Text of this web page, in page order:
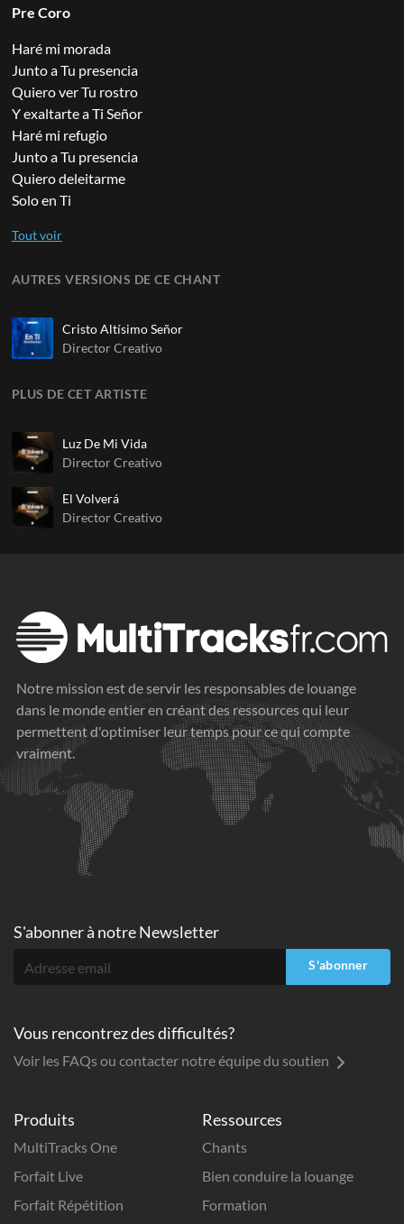
Pre Coro
Haré mi morada
Junto a Tu presencia
Quiero ver Tu rostro
Y exaltarte a Ti Señor
Haré mi refugio
Junto a Tu presencia
Quiero deleitarme
Solo en Ti
AUTRES VERSIONS DE CE CHANT
Cristo Altísimo Señor
Director Creativo
PLUS DE CET ARTISTE
Luz De Mi Vida
Director Creativo
El Volverá
Director Creativo
Notre mission est de servir les responsables de louange
dans le monde entier en créant des ressources qui leur
permettent d'optimiser leur temps pour ce qui compte
vraiment.
Produits
MultiTracks One
Forfait Live
Forfait Répétition
Ressources
Chants
Bien conduire la louange
Formation
S'abonner à notre Newsletter
S'abonner
Vous rencontrez des difficultés?
Voir les FAQs ou contacter notre équipe du soutien